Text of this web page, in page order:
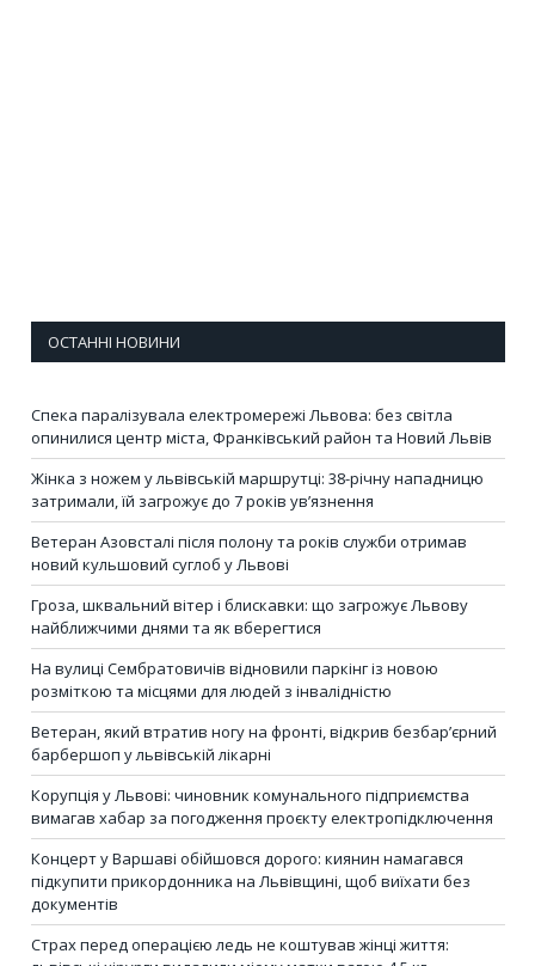
ОСТАННІ НОВИНИ
Спека паралізувала електромережі Львова: без світла
опинилися центр міста, Франківський район та Новий Львів
Жінка з ножем у львівській маршрутці: 38-річну нападницю
затримали, їй загрожує до 7 років ув’язнення
Ветеран Азовсталі після полону та років служби отримав
новий кульшовий суглоб у Львові
Гроза, шквальний вітер і блискавки: що загрожує Львову
найближчими днями та як вберегтися
На вулиці Сембратовичів відновили паркінг із новою
розміткою та місцями для людей з інвалідністю
Ветеран, який втратив ногу на фронті, відкрив безбар’єрний
барбершоп у львівській лікарні
Корупція у Львові: чиновник комунального підприємства
вимагав хабар за погодження проєкту електропідключення
Концерт у Варшаві обійшовся дорого: киянин намагався
підкупити прикордонника на Львівщині, щоб виїхати без
документів
Страх перед операцією ледь не коштував жінці життя: